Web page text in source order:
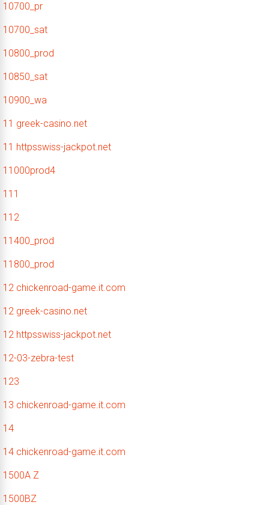
10700_pr
10700_sat
10800_prod
10850_sat
10900_wa
11 greek-casino.net
11 httpsswiss-jackpot.net
11000prod4
111
112
11400_prod
11800_prod
12 chickenroad-game.it.com
12 greek-casino.net
12 httpsswiss-jackpot.net
12-03-zebra-test
123
13 chickenroad-game.it.com
14
14 chickenroad-game.it.com
1500A Z
1500BZ